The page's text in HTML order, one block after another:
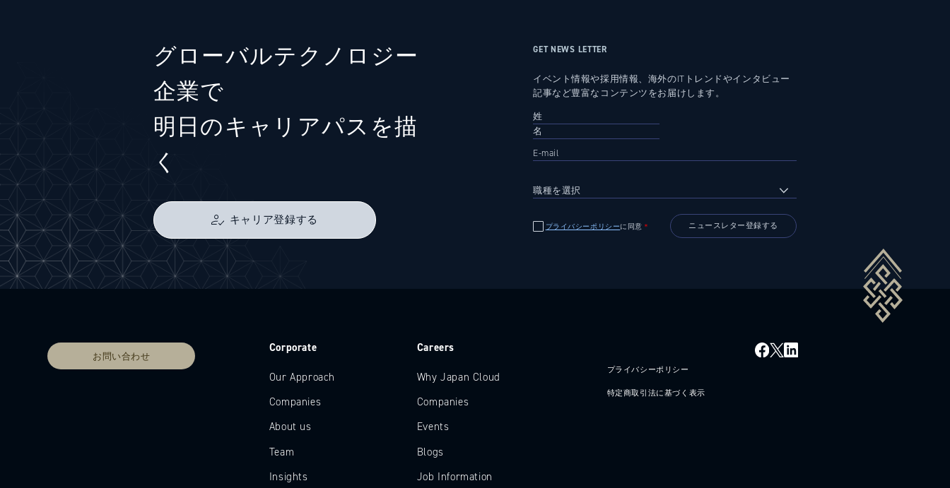
グローバルテクノロジー
企業で
明日のキャリアパスを描
く
キャリア登録する
GET NEWS LETTER
イベント情報や採用情報、海外のITトレンドやインタビュー
記事など豊富なコンテンツをお届けします。
プライバシーポリシーに同意 ＊
お問い合わせ
Corporate
Our Approach
Companies
About us
Team
Insights
Careers
Why Japan Cloud
Companies
Events
Blogs
Job Information
プライバシーポリシー
特定商取引法に基づく表示